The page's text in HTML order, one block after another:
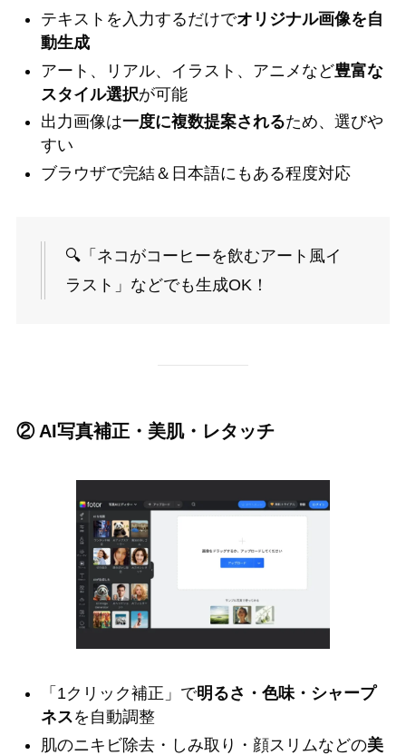
テキストを入力するだけでオリジナル画像を自
動生成
アート、リアル、イラスト、アニメなど豊富な
スタイル選択が可能
出力画像は一度に複数提案されるため、選びや
すい
ブラウザで完結＆日本語にもある程度対応
🔍「ネコがコーヒーを飲むアート風イ
ラスト」などでも生成OK！
② AI写真補正・美肌・レタッチ
「1クリック補正」で明るさ・色味・シャープ
ネスを自動調整
肌のニキビ除去・しみ取り・顔スリムなどの美